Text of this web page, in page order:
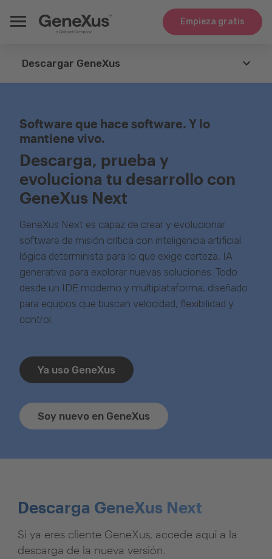
Empieza gratis
Descargar GeneXus
Agents
Tecnologías
Integración
Whitepapers
Descargar GeneXus
Software que hace software. Y lo
mantiene vivo.
Descarga, prueba y
evoluciona tu desarrollo con
GeneXus Next
GeneXus Next es capaz de crear y evolucionar
software de misión crítica con inteligencia artificial:
lógica determinista para lo que exige certeza, IA
generativa para explorar nuevas soluciones. Todo
desde un IDE moderno y multiplataforma, diseñado
para equipos que buscan velocidad, flexibilidad y
control.
Ya uso GeneXus
Soy nuevo en GeneXus
Descarga GeneXus Next
Si ya eres cliente GeneXus, accede aquí a la
descarga de la nueva versión.